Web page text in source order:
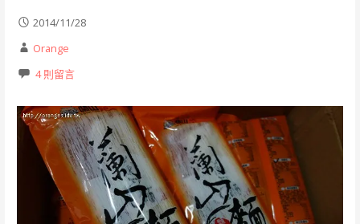
2014/11/28
Orange
4 則留言